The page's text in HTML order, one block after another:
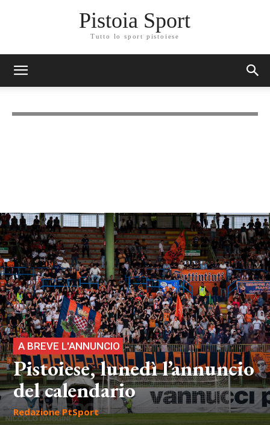
Pistoia Sport
Tutto lo sport pistoiese
A BREVE L'ANNUNCIO
Pistoiese, lunedì l’annuncio
del calendario
Redazione PtSport